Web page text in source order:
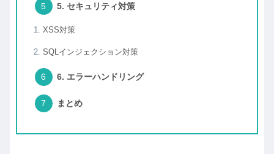
5. セキュリティ対策
XSS対策
SQLインジェクション対策
6. エラーハンドリング
まとめ